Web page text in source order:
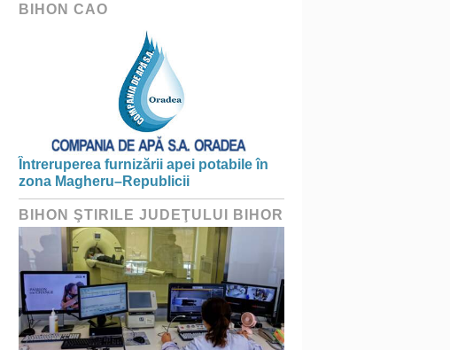
BIHON CAO
Întreruperea furnizării apei potabile în
zona Magheru–Republicii
BIHON ŞTIRILE JUDEŢULUI BIHOR